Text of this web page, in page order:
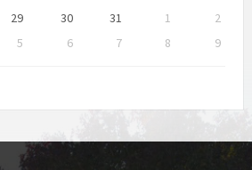
29 30 31 1
2
5 6 7 8
9